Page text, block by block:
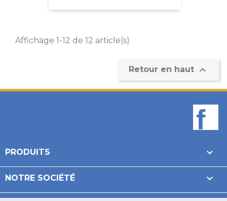
Affichage 1-12 de 12 article(s)
Retour en haut 
PRODUITS 
NOTRE SOCIÉTÉ 